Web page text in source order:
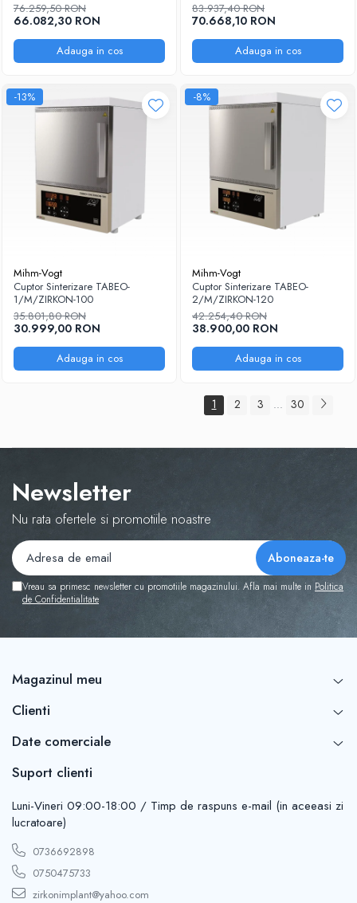
76.259,50 RON
66.082,30 RON
Adauga in cos
83.937,40 RON
70.668,10 RON
Adauga in cos
-13%
Mihm-Vogt
Cuptor Sinterizare TABEO-
1/M/ZIRKON-100
35.801,80 RON
30.999,00 RON
Adauga in cos
-8%
Mihm-Vogt
Cuptor Sinterizare TABEO-
2/M/ZIRKON-120
42.254,40 RON
38.900,00 RON
Adauga in cos
1 2 3 ... 30
Newsletter
Nu rata ofertele si promotiile noastre
Vreau sa primesc newsletter cu promotiile magazinului. Afla mai multe in Politica
de Confidentialitate
Magazinul meu
Clienti
Date comerciale
Suport clienti
Luni-Vineri 09:00-18:00 / Timp de raspuns e-mail (in aceeasi zi
lucratoare)
0736692898
0750475733
zirkonimplant@yahoo.com